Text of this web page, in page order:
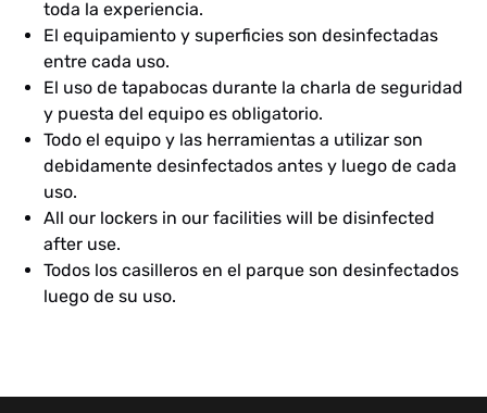
toda la experiencia.
El equipamiento y superficies son desinfectadas
entre cada uso.
El uso de tapabocas durante la charla de seguridad
y puesta del equipo es obligatorio.
Todo el equipo y las herramientas a utilizar son
debidamente desinfectados antes y luego de cada
uso.
All our lockers in our facilities will be disinfected
after use.
Todos los casilleros en el parque son desinfectados
luego de su uso.